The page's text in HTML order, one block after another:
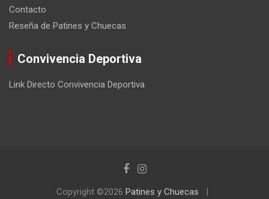
Contacto
Reseña de Patines y Chuecas
Convivencia Deportiva
Link Directo Convivencia Deportiva
Copyright ©2026 Patines y Chuecas